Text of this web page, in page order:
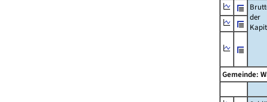
der
Gemeinde: